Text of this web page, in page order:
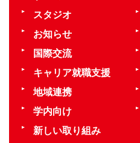
スタジオ
お知らせ
国際交流
キャリア就職支援
地域連携
学内向け
新しい取り組み